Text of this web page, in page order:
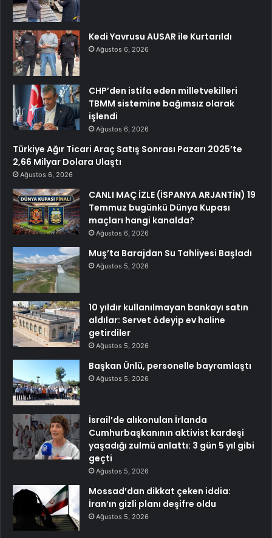
Kedi Yavrusu AUSAR ile Kurtarıldı
Ağustos 6, 2026
CHP’den istifa eden milletvekilleri
TBMM sistemine bağımsız olarak
işlendi
Ağustos 6, 2026
Türkiye Ağır Ticari Araç Satış Sonrası Pazarı 2025’te
2,66 Milyar Dolara Ulaştı
Ağustos 6, 2026
CANLI MAÇ İZLE (İSPANYA ARJANTİN) 19
Temmuz bugünkü Dünya Kupası
maçları hangi kanalda?
Ağustos 6, 2026
Muş’ta Barajdan Su Tahliyesi Başladı
Ağustos 5, 2026
10 yıldır kullanılmayan bankayı satın
aldılar: Servet ödeyip ev haline
getirdiler
Ağustos 5, 2026
Başkan Ünlü, personelle bayramlaştı
Ağustos 5, 2026
İsrail’de alıkonulan İrlanda
Cumhurbaşkanının aktivist kardeşi
yaşadığı zulmü anlattı: 3 gün 5 yıl gibi
geçti
Ağustos 5, 2026
Mossad’dan dikkat çeken iddia:
İran’ın gizli planı deşifre oldu
Ağustos 5, 2026